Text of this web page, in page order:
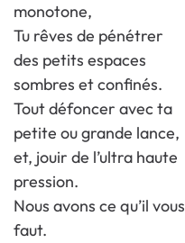
monotone,
Tu rêves de pénétrer
des petits espaces
sombres et confinés.
Tout défoncer avec ta
petite ou grande lance,
et, jouir de l’ultra haute
pression.
Nous avons ce qu’il vous
faut.